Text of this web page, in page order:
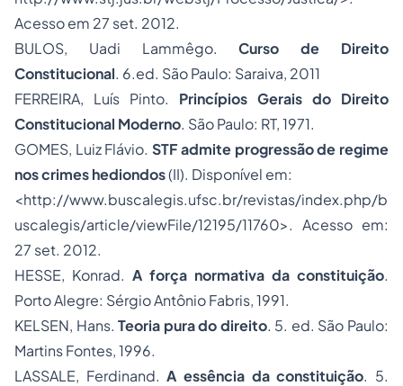
Acesso em 27 set. 2012.
BULOS, Uadi Lammêgo.Curso de Direito
Constitucional. 6.ed. São Paulo: Saraiva, 2011
FERREIRA, Luís Pinto. Princípios Gerais do Direito
Constitucional Moderno. São Paulo: RT, 1971.
GOMES, Luiz Flávio.STF admite progressão de regime
nos crimes hediondos(II). Disponível em:
<http://www.buscalegis.ufsc.br/revistas/index.php/b
uscalegis/article/viewFile/12195/11760>. Acesso em:
27 set. 2012.
HESSE, Konrad. A força normativa da constituição.
Porto Alegre: Sérgio Antônio Fabris, 1991.
KELSEN, Hans.Teoria pura do direito. 5. ed. São Paulo:
Martins Fontes, 1996.
LASSALE, Ferdinand.A essência da constituição. 5.